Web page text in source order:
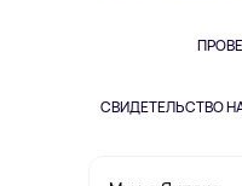
СВИДЕТЕЛЬСТВО
Одежда и аксессуары